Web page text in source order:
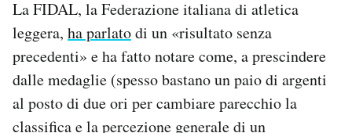
La FIDAL, la Federazione italiana di atletica
leggera, ha parlatodi un «risultato senza
precedenti» e ha fatto notare come, a prescindere
dalle medaglie (spesso bastano un paio di argenti
al posto di due ori per cambiare parecchio la
classifica e la percezione generale di un